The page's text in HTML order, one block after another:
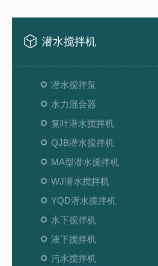
潜水搅拌机
潜水搅拌泵
水力混合器
复叶潜水搅拌机
QJB潜水搅拌机
MA型潜水搅拌机
WJ潜水搅拌机
YQD潜水搅拌机
水下搅拌机
液下搅拌机
污水搅拌机